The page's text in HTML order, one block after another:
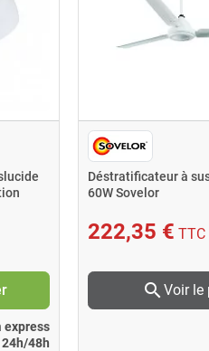
express
24h/48h
Déstratificateur à
60W Sovelor
222,35 € TTC
searchVoir le